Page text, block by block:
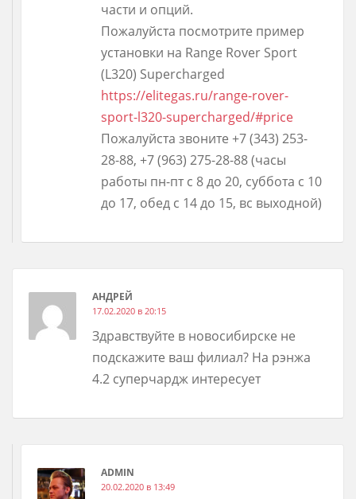
части и опций.
Пожалуйста посмотрите пример
установки на Range Rover Sport
(L320) Supercharged
https://elitegas.ru/range-rover-
sport-l320-supercharged/#price
Пожалуйста звоните +7 (343) 253-
28-88, +7 (963) 275-28-88 (часы
работы пн-пт с 8 до 20, суббота с 10
до 17, обед с 14 до 15, вс выходной)
АНДРЕЙ
17.02.2020 в 20:15
Здравствуйте в новосибирске не
подскажите ваш филиал? На рэнжа
4.2 суперчардж интересует
ADMIN
20.02.2020 в 13:49